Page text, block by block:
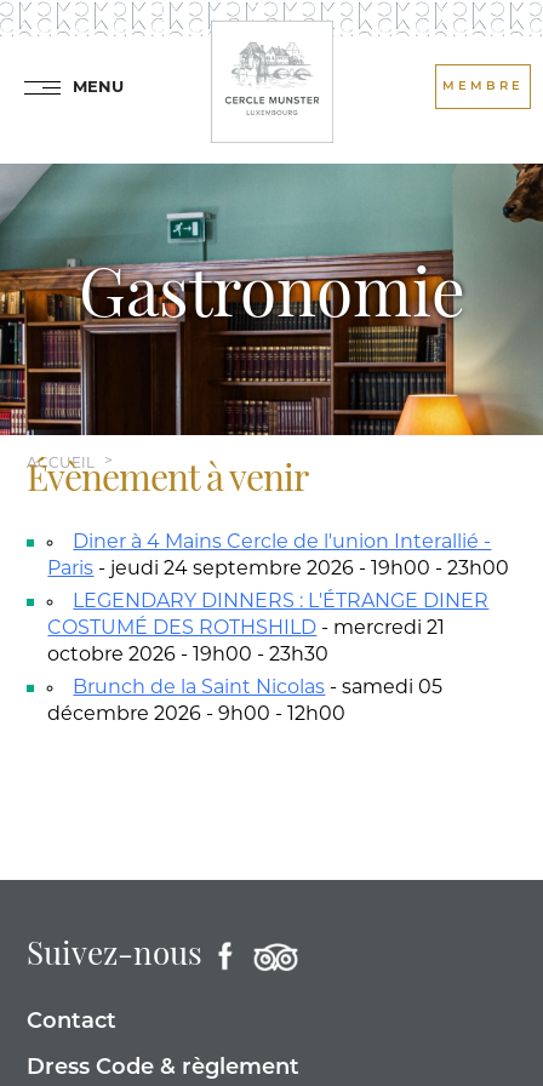
MENU MEMBRE
Gastronomie
ACCUEIL
Évènement à venir
Diner à 4 Mains Cercle de l'union Interallié -
Paris - jeudi 24 septembre 2026 - 19h00 - 23h00
LEGENDARY DINNERS : L'ÉTRANGE DINER
COSTUMÉ DES ROTHSHILD - mercredi 21
octobre 2026 - 19h00 - 23h30
Brunch de la Saint Nicolas - samedi 05
décembre 2026 - 9h00 - 12h00
Suivez-nous
Contact
Dress Code & règlement